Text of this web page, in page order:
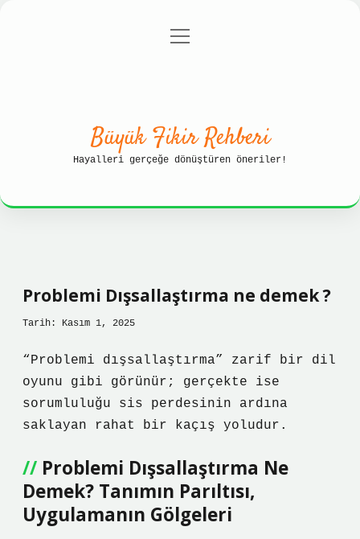
Gizlilik Politikası
menüyü
Büyük Fikir Rehberi
Hayalleri gerçeğe dönüştüren öneriler!
Problemi Dışsallaştırma ne demek ?
Tarih: Kasım 1, 2025
“Problemi dışsallaştırma” zarif bir dil
oyunu gibi görünür; gerçekte ise
sorumluluğu sis perdesinin ardına
saklayan rahat bir kaçış yoludur.
Problemi Dışsallaştırma Ne
Demek? Tanımın Parıltısı,
Uygulamanın Gölgeleri